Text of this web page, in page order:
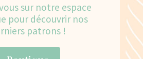
sur notre espace
pour découvrir nos
patrons !